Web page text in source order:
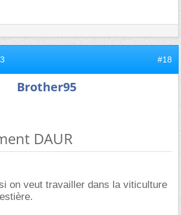
#18
Brother95
DAUR
on veut travailler dans la viticulture